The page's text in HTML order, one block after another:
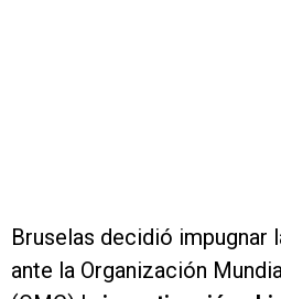
Bruselas decidió impugnar
ante la Organización